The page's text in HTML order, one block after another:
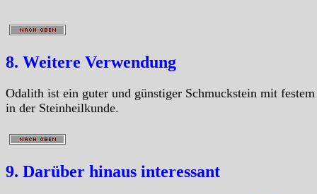
8. Weitere Verwendung
Odalith ist ein guter und günstiger Schmuckstein mit
in der Steinheilkunde.
9. Darüber hinaus interessant